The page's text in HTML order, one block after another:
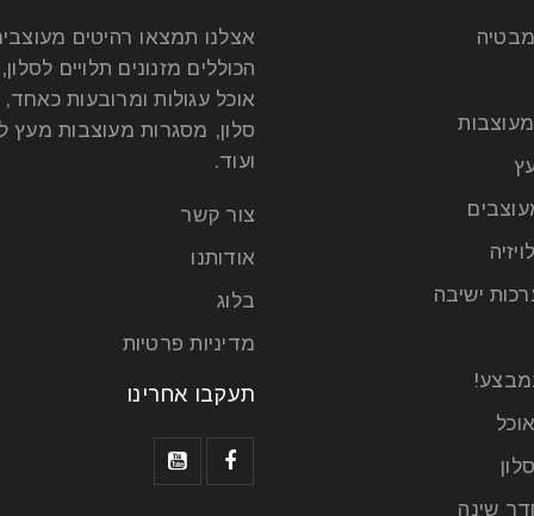
אצלנו תמצאו רהיטים
הכוללים מזנונים תלויים
אוכל עגולות ומרובעות
סלון, מסגרות מעוצבות מעץ
ועוד.
צור קשר
אודותנו
בלוג
מדיניות פרטיות
תעקבו אחרינו
ישיבה
שינה